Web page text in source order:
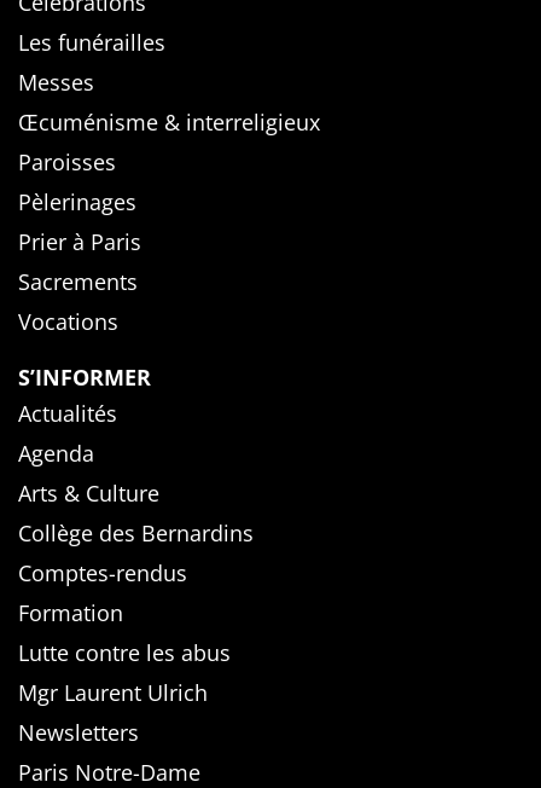
Les funérailles
Messes
Œcuménisme & interreligieux
Paroisses
Pèlerinages
Prier à Paris
Sacrements
Vocations
S’INFORMER
Actualités
Agenda
Arts & Culture
Collège des Bernardins
Comptes-rendus
Formation
Lutte contre les abus
Mgr Laurent Ulrich
Newsletters
Paris Notre-Dame